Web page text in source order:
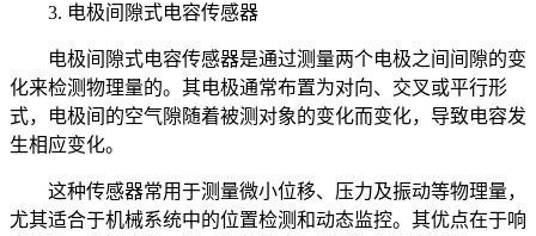
3. 电极间隙式电容传感器
电极间隙式电容传感器是通过测量两个电极之间间隙的变
化来检测物理量的。其电极通常布置为对向、交叉或平行形
式，电极间的空气隙随着被测对象的变化而变化，导致电容发
生相应变化。
这种传感器常用于测量微小位移、压力及振动等物理量，
尤其适合于机械系统中的位置检测和动态监控。其优点在于响